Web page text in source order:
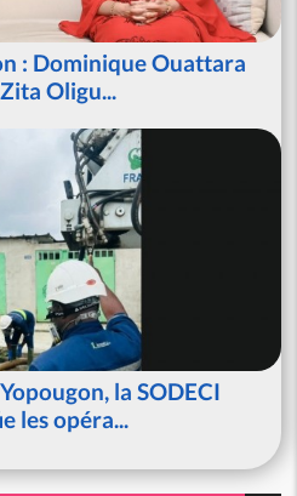
: Dominique Ouattara
Oligu...
la SODECI
les opéra...